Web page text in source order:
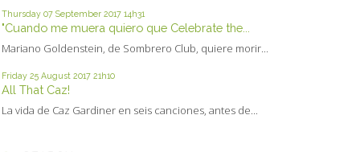
Thursday 07 September 2017 14h31
"Cuando me muera quiero que Celebrate the...
Mariano Goldenstein, de Sombrero Club, quiere morir...
Friday 25 August 2017 21h10
All That Caz!
La vida de Caz Gardiner en seis canciones, antes de...